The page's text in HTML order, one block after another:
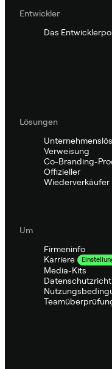
Entwickler
Das
Lösungen
Verweisung
Co-Branding-
Offizieller
Wiederverkäufer
Um
Firmeninfo
Karriere
Media-Kits